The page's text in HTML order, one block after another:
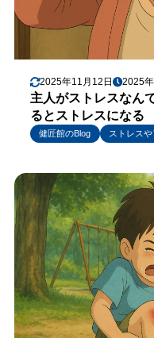
2025年11月12日 2025
主人がストレスなん
るとストレスになる
健匠館のBlog ストレス